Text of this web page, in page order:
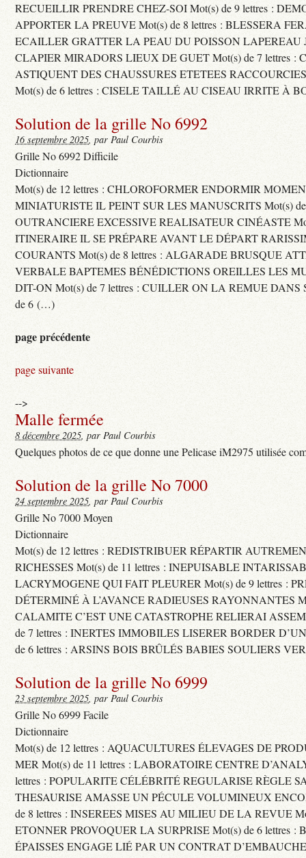
RECUEILLIR PRENDRE CHEZ-SOI Mot(s) de 9 lettres :
APPORTER LA PREUVE Mot(s) de 8 lettres : BLESSERA
ECAILLER GRATTER LA PEAU DU POISSON LAPEREAU
CLAPIER MIRADORS LIEUX DE GUET Mot(s) de 7 lettres :
ASTIQUENT DES CHAUSSURES ETETEES
Mot(s) de 6 lettres : CISELE TAILLÉ AU CISEAU IRRITE À
Solution de la grille No 6992
16 septembre 2025, par Paul Courbis
Grille No 6992 Difficile
Dictionnaire
Mot(s) de 12 lettres : CHLOROFORMER ENDORMIR
MINIATURISTE IL PEINT SUR LES MANUSCRITS Mot(s) de
OUTRANCIERE EXCESSIVE REALISATEUR CINÉASTE
ITINERAIRE IL SE PRÉPARE AVANT LE DÉPART
COURANTS Mot(s) de 8 lettres : ALGARADE BRUSQUE
VERBALE BAPTEMES BÉNÉDICTIONS OREILLES LES
DIT-ON Mot(s) de 7 lettres : CUILLER ON LA REMUE DANS
de 6 (…)
page précédente
page suivante
-->
Malle fermée
8 décembre 2025, par Paul Courbis
Quelques photos de ce que donne une Pelicase iM2975 utilisée
Solution de la grille No 7000
24 septembre 2025, par Paul Courbis
Grille No 7000 Moyen
Dictionnaire
Mot(s) de 12 lettres : REDISTRIBUER RÉPARTIR
RICHESSES Mot(s) de 11 lettres : INEPUISABLE
LACRYMOGENE QUI FAIT PLEURER Mot(s) de 9 lettres :
DÉTERMINÉ À L’AVANCE RADIEUSES RAYONNANTES
CALAMITE C’EST UNE CATASTROPHE RELIERAI
de 7 lettres : INERTES IMMOBILES LISERER BORDER
de 6 lettres : ARSINS BOIS BRÛLÉS BABIES SOULIERS
Solution de la grille No 6999
23 septembre 2025, par Paul Courbis
Grille No 6999 Facile
Dictionnaire
Mot(s) de 12 lettres : AQUACULTURES ÉLEVAGES DE
MER Mot(s) de 11 lettres : LABORATOIRE CENTRE
lettres : POPULARITE CÉLÉBRITÉ REGULARISE RÈGLE
THESAURISE AMASSE UN PÉCULE VOLUMINEUX
de 8 lettres : INSEREES MISES AU MILIEU DE LA REVUE
ETONNER PROVOQUER LA SURPRISE Mot(s) de 6 lettres :
ÉPAISSES ENGAGE LIÉ PAR UN CONTRAT